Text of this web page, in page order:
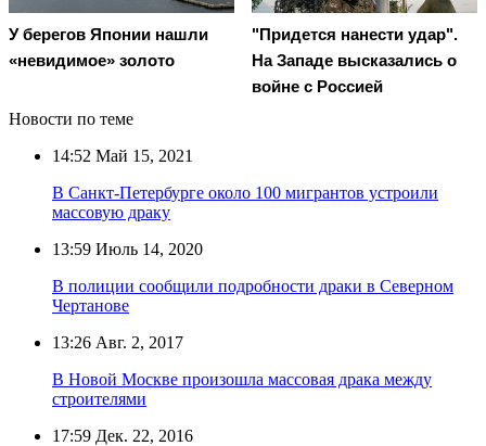
У берегов Японии нашли
«невидимое» золото
"Придется нанести удар".
На Западе высказались о
войне с Россией
Новости по теме
14:52 Май 15, 2021
В Санкт-Петербурге около 100 мигрантов устроили
массовую драку
13:59 Июль 14, 2020
В полиции сообщили подробности драки в Северном
Чертанове
13:26 Авг. 2, 2017
В Новой Москве произошла массовая драка между
строителями
17:59 Дек. 22, 2016